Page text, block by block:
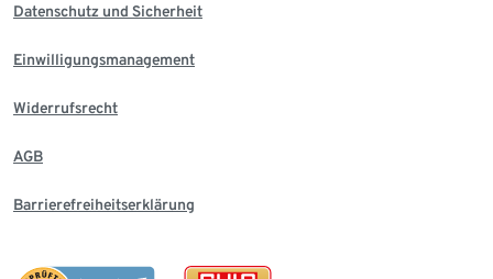
Datenschutz und Sicherheit
Einwilligungsmanagement
Widerrufsrecht
AGB
Barrierefreiheitserklärung